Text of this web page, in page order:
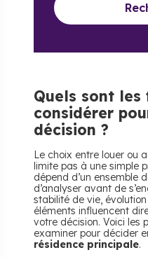
Quels sont les
considérer
décision ?
Le choix entre louer ou
limite pas à une simple
dépend d’un ensemble
d’analyser avant de
stabilité de vie,
éléments influencent
votre décision. Voici les
examiner pour décider
résidence principale.